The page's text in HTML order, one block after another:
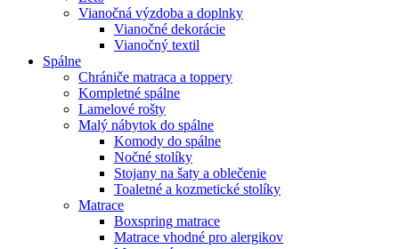
Vianočná výzdoba a doplnky
Vianočné dekorácie
Vianočný textil
Spálne
Chrániče matraca a toppery
Kompletné spálne
Lamelové rošty
Malý nábytok do spálne
Komody do spálne
Nočné stolíky
Stojany na šaty a oblečenie
Toaletné a kozmetické stolíky
Matrace
Boxspring matrace
Matrace vhodné pro alergikov